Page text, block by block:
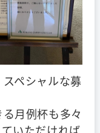
ペシャルな募
月例杯も多々